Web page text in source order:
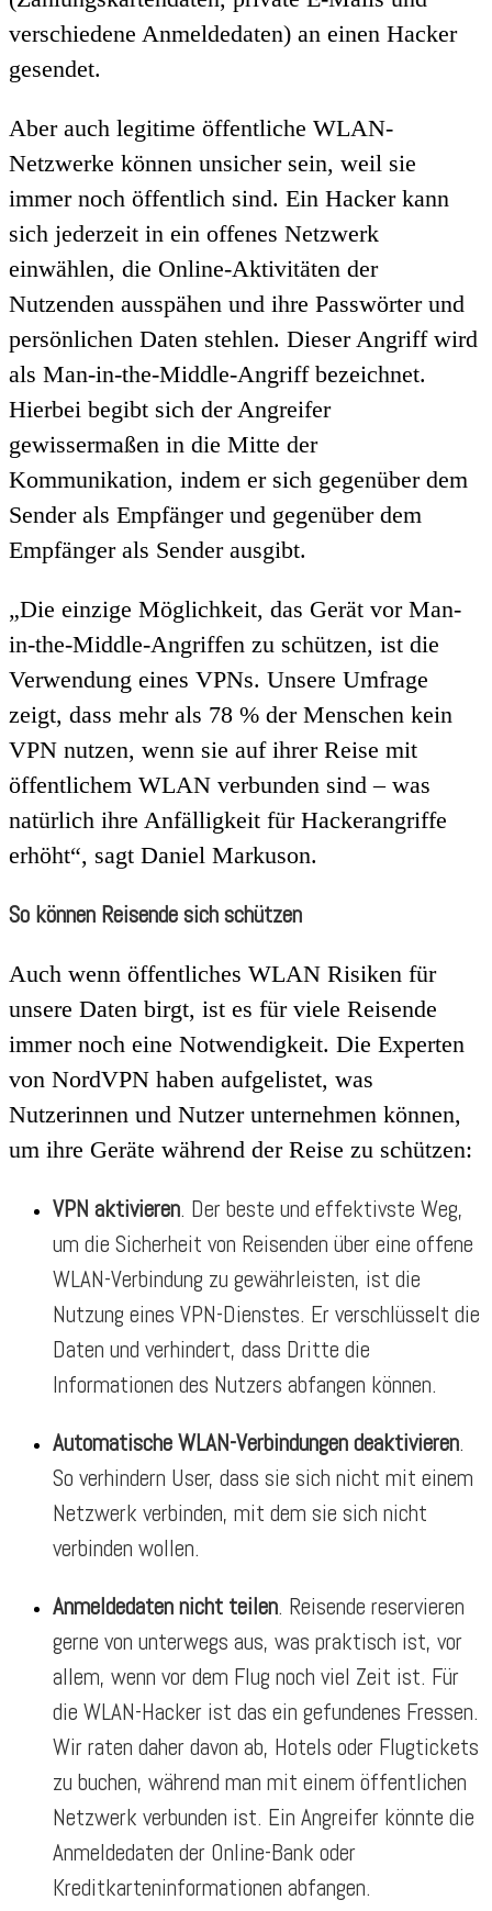
verschiedene Anmeldedaten) an einen Hacker
gesendet.
Aber auch legitime öffentliche WLAN-
Netzwerke können unsicher sein, weil sie
immer noch öffentlich sind. Ein Hacker kann
sich jederzeit in ein offenes Netzwerk
einwählen, die Online-Aktivitäten der
Nutzenden ausspähen und ihre Passwörter und
persönlichen Daten stehlen. Dieser Angriff wird
als Man-in-the-Middle-Angriff bezeichnet.
Hierbei begibt sich der Angreifer
gewissermaßen in die Mitte der
Kommunikation, indem er sich gegenüber dem
Sender als Empfänger und gegenüber dem
Empfänger als Sender ausgibt.
„Die einzige Möglichkeit, das Gerät vor Man-
in-the-Middle-Angriffen zu schützen, ist die
Verwendung eines VPNs. Unsere Umfrage
zeigt, dass mehr als 78 % der Menschen kein
VPN nutzen, wenn sie auf ihrer Reise mit
öffentlichem WLAN verbunden sind – was
natürlich ihre Anfälligkeit für Hackerangriffe
erhöht“, sagt Daniel Markuson.
So können Reisende sich schützen
Auch wenn öffentliches WLAN Risiken für
unsere Daten birgt, ist es für viele Reisende
immer noch eine Notwendigkeit. Die Experten
von NordVPN haben aufgelistet, was
Nutzerinnen und Nutzer unternehmen können,
um ihre Geräte während der Reise zu schützen:
VPN aktivieren. Der beste und effektivste Weg,
um die Sicherheit von Reisenden über eine offene
WLAN-Verbindung zu gewährleisten, ist die
Nutzung eines VPN-Dienstes. Er verschlüsselt die
Daten und verhindert, dass Dritte die
Informationen des Nutzers abfangen können.
Automatische WLAN-Verbindungen deaktivieren.
So verhindern User, dass sie sich nicht mit einem
Netzwerk verbinden, mit dem sie sich nicht
verbinden wollen.
Anmeldedaten nicht teilen. Reisende reservieren
gerne von unterwegs aus, was praktisch ist, vor
allem, wenn vor dem Flug noch viel Zeit ist. Für
die WLAN-Hacker ist das ein gefundenes Fressen.
Wir raten daher davon ab, Hotels oder Flugtickets
zu buchen, während man mit einem öffentlichen
Netzwerk verbunden ist. Ein Angreifer könnte die
Anmeldedaten der Online-Bank oder
Kreditkarteninformationen abfangen.